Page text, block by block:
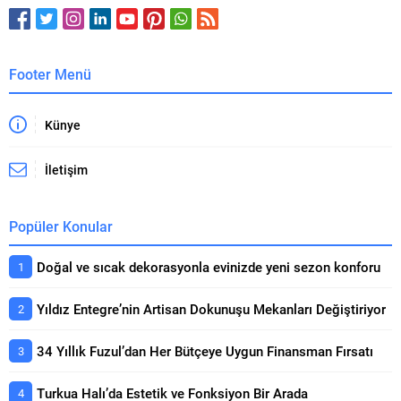
Tesislerinin toplam başvuru sayısı
36’ya (28 patent +...
Footer Menü
Künye
İletişim
Popüler Konular
Doğal ve sıcak dekorasyonla evinizde yeni sezon konforu
Yıldız Entegre’nin Artisan Dokunuşu Mekanları Değiştiriyor
34 Yıllık Fuzul’dan Her Bütçeye Uygun Finansman Fırsatı
Turkua Halı’da Estetik ve Fonksiyon Bir Arada